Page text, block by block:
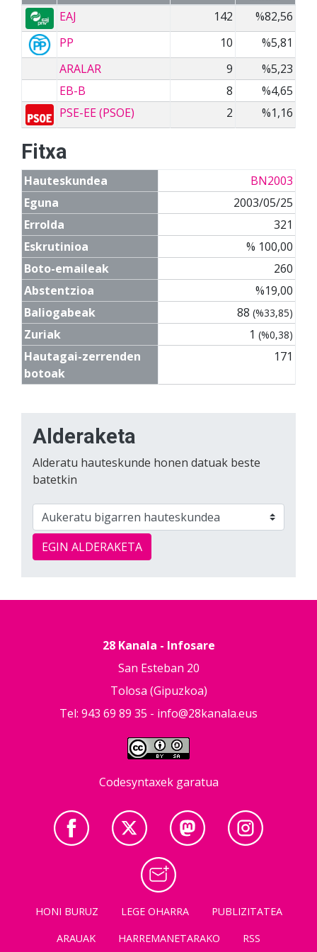
EAJ
142
%82,56
PP
10
%5,81
ARALAR
9
%5,23
EB-B
8
%4,65
PSE-EE (PSOE)
2 %1,16
Fitxa
Hauteskundea
BN2003
Eguna
2003/05/25
Errolda
321
Eskrutinioa
% 100,00
Boto-emaileak
260
Abstentzioa
%19,00
Baliogabeak
88 (%33,85)
Zuriak 1 (%0,38)
Hautagai-zerrenden
botoak
171
Alderaketa
Alderatu hauteskunde honen datuak beste
batetkin
EGIN ALDERAKETA
28 Kanala - Infosare
San Esteban 20
Tolosa (Gipuzkoa)
Tel: 943 69 89 35 - info@28kanala.eus
Codesyntaxek garatua
HONI BURUZ LEGE OHARRA
PUBLIZITATEA
ARAUAK
HARREMANETARAKO RSS